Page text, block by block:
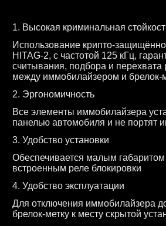
1. Высокая криминальная
Использование крипто-
HITAG-2, с частотой 125 кГц,
считывания, подбора и перехвата
между иммобилайзером и брелок-
2. Эргономичность
Все элементы иммобилайзера
панелью автомобиля и не портят
3. Удобство установки
Обеспечивается малым
встроенным реле блокировки
4. Удобство эксплуатации
Для отключения иммобилайзера
брелок-метку к месту скрытой